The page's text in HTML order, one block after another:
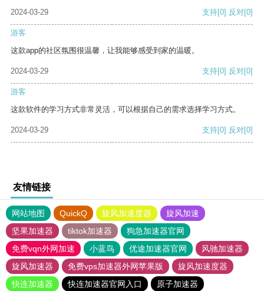
2024-03-29 支持[0] 反对[0]
游客
这款app的社区氛围很温馨，让我能够感受到家的温暖。
2024-03-29 支持[0] 反对[0]
游客
这款软件的学习方式非常灵活，可以根据自己的需求选择学习方式。
2024-03-29 支持[0] 反对[0]
友情链接
网站地图 QuickQ 旋风加速度器
旋风加速
坚果加速器
tiktok加速器
狗急加速器官网
免费vqn外网加速
小蓝鸟 优途加速器官网
风驰加速器
旋风加速器
免费vps加速器外网苹果版
旋风加速度器
快连加速器
快连加速器官网入口
原子加速器